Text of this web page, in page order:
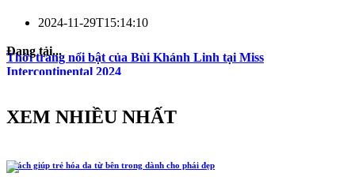
2024-11-29T15:14:10
Thời trang nổi bật của Bùi Khánh Linh tại Miss
Intercontinental 2024
Đang tải...
XEM NHIỀU NHẤT
5 cách giúp trẻ hóa da từ bên trong dành cho phái đẹp